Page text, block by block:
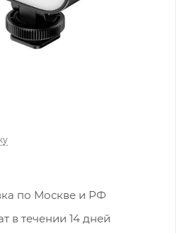
по Москве и РФ
в течении 14 дней